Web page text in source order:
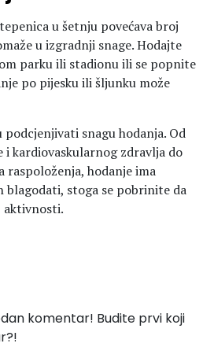
u šetnju povećava broj
u izgradnji snage. Hodajte
parku ili stadionu ili se popnite
po pijesku ili šljunku može
snagu hodanja. Od
i kardiovaskularnog zdravlja do
raspoloženja, hodanje ima
blagodati, stoga se pobrinite da
aktivnosti.
komentar! Budite prvi koji